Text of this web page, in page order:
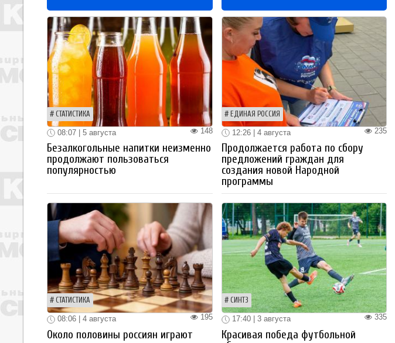
СТАТИСТИКА
148
08:07 | 5 августа
Безалкогольные напитки неизменно
продолжают пользоваться
популярностью
ЕДИНАЯ РОССИЯ
235
12:26 | 4 августа
Продолжается работа по сбору
предложений граждан для
создания новой Народной
программы
СТАТИСТИКА
195
08:06 | 4 августа
Около половины россиян играют
СИНТЗ
335
17:40 | 3 августа
Красивая победа футбольной